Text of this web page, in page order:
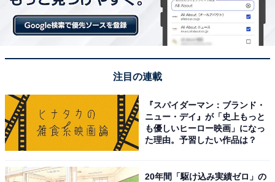
熱波＆ロウリュイベントの開催日を狙って行きまし
空気の中での外気浴がたまらなく気持ちよかったで
「城里町健康増進施設 ホロルの
湯」のアクセスや料金情報も見る
注目の連載
『スパイダーマン：ブランド・
ニュー・デイ』が「史上もっと
も優しいヒーロー映画」になっ
た理由。予習したい作品は？
20年間「駆け込み実績ゼロ」の